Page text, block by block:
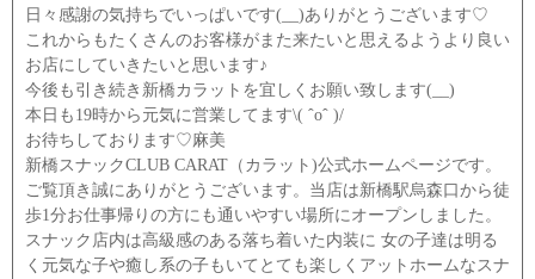
日々感謝の気持ちでいっぱいです(__)ありがとうございます♡
これからもたくさんのお客様がまた来たいと思えるようより良い
お店にしていきたいと思います♪
今後も引き続き新橋カラットを宜しくお願い致します(__)
本日も19時から元気に営業してます\( ˆoˆ )/
お待ちしております♡麻美
新橋スナックCLUB CARAT（カラット)公式ホームページです。
ご覧頂き誠にありがとうございます。当店は新橋駅烏森口から徒
歩1分お仕事帰りの方にも通いやすい場所にオープンしました。
スナック店内は高級感のある落ち着いた内装に 女の子達は明る
く元気な子や癒し系の子もいてとても楽しくアットホームなスナ